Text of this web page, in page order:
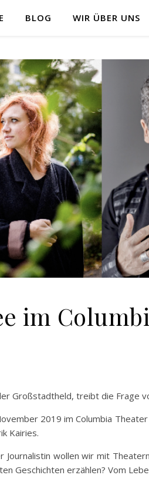
BLOG WIR ÜBER UNS
im
Großstadtheld, treibt die Frage
2019 im Columbia
Kairies.
Journalistin wollen wir mit
Geschichten erzählen? Vom